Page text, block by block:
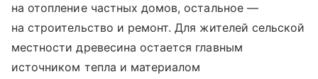
на отопление частных домов, остальное —
на строительство и ремонт. Для жителей сельской
местности древесина остается главным
источником тепла и материалом